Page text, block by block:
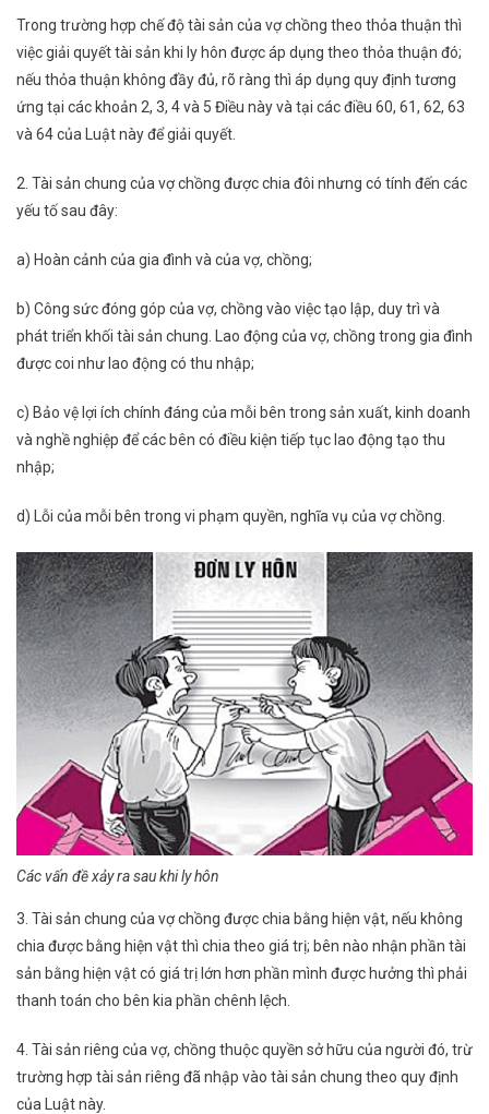
Trong trường hợp chế độ tài sản của vợ chồng theo thỏa thuận thì
việc giải quyết tài sản khi ly hôn được áp dụng theo thỏa thuận đó;
nếu thỏa thuận không đầy đủ, rõ ràng thì áp dụng quy định tương
ứng tại các khoản 2, 3, 4 và 5 Điều này và tại các điều 60, 61, 62, 63
và 64 của Luật này để giải quyết.
2. Tài sản chung của vợ chồng được chia đôi nhưng có tính đến các
yếu tố sau đây:
a) Hoàn cảnh của gia đình và của vợ, chồng;
b) Công sức đóng góp của vợ, chồng vào việc tạo lập, duy trì và
phát triển khối tài sản chung. Lao động của vợ, chồng trong gia đình
được coi như lao động có thu nhập;
c) Bảo vệ lợi ích chính đáng của mỗi bên trong sản xuất, kinh doanh
và nghề nghiệp để các bên có điều kiện tiếp tục lao động tạo thu
nhập;
d) Lỗi của mỗi bên trong vi phạm quyền, nghĩa vụ của vợ chồng.
Các vấn đề xảy ra sau khi ly hôn
3. Tài sản chung của vợ chồng được chia bằng hiện vật, nếu không
chia được bằng hiện vật thì chia theo giá trị; bên nào nhận phần tài
sản bằng hiện vật có giá trị lớn hơn phần mình được hưởng thì phải
thanh toán cho bên kia phần chênh lệch.
4. Tài sản riêng của vợ, chồng thuộc quyền sở hữu của người đó, trừ
trường hợp tài sản riêng đã nhập vào tài sản chung theo quy định
của Luật này.